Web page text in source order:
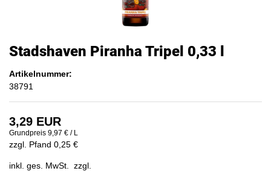
Stadshaven Piranha Tripel 0,33 l
Artikelnummer:
38791
3,29 EUR
Grundpreis 9,97 € / L
zzgl. Pfand 0,25 €
inkl. ges. MwSt. zzgl.